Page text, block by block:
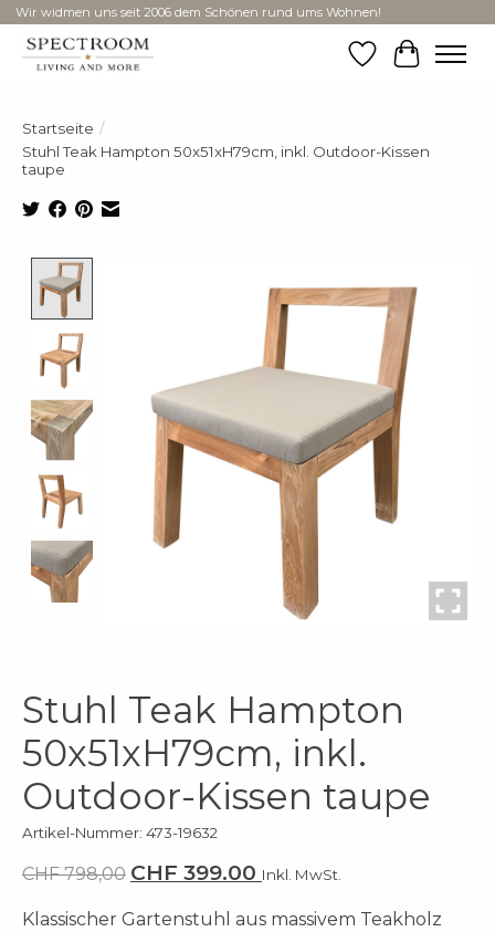
Wir widmen uns seit 2006 dem Schönen rund ums Wohnen!
Wunschzettel
Ihr
Startseite /
Stuhl Teak Hampton 50x51xH79cm, inkl. Outdoor-Kissen
taupe
Stuhl Teak Hampton
50x51xH79cm, inkl.
Outdoor-Kissen taupe
Artikel-Nummer: 473-19632
CHF 798,00 CHF 399.00 Inkl. MwSt.
Klassischer Gartenstuhl aus massivem Teakholz